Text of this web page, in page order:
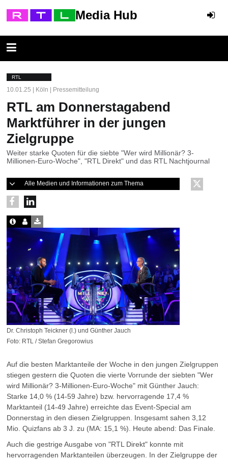
Media Hub
RTL
10.01.25 | Köln | Pressemitteilung
RTL am Donnerstagabend
Marktführer in der jungen
Zielgruppe
Weiter starke Quoten für die siebte "Wer wird Millionär? 3-
Millionen-Euro-Woche", "RTL Direkt" und das RTL Nachtjournal
Alle Medien und Informationen zum Thema
Dr. Christoph Teickner (l.) und Günther Jauch
Foto: RTL / Stefan Gregorowius
Auf die besten Marktanteile der Woche in den jungen Zielgruppen
stiegen gestern die Quoten die vierte Vorrunde der siebten "Wer
wird Millionär? 3-Millionen-Euro-Woche" mit Günther Jauch:
Starke 14,0 % (14-59 Jahre) bzw. hervorragende 17,4 %
Marktanteil (14-49 Jahre) erreichte das Event-Special am
Donnerstag in den diesen Zielgruppen. Insgesamt sahen 3,12
Mio. Quizfans ab 3 J. zu (MA: 15,1 %). Heute abend: Das Finale.
Auch die gestrige Ausgabe von "RTL Direkt" konnte mit
hervorragenden Marktanteilen überzeugen. In der Zielgruppe der